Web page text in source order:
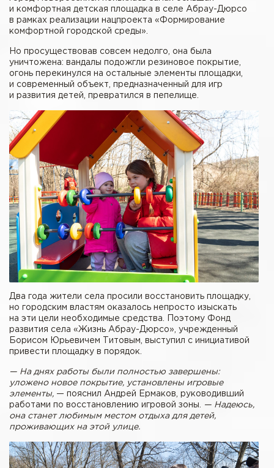
и комфортная детская площадка в селе Абрау-Дюрсо
в рамках реализации нацпроекта «Формирование
комфортной городской среды».
Но просуществовав совсем недолго, она была
уничтожена: вандалы подожгли резиновое покрытие,
огонь перекинулся на остальные элементы площадки,
и современный объект, предназначенный для игр
и развития детей, превратился в пепелище.
Два года жители села просили восстановить площадку,
но городским властям оказалось непросто изыскать
на эти цели необходимые средства. Поэтому Фонд
развития села «Жизнь Абрау-Дюрсо», учрежденный
Борисом Юрьевичем Титовым, выступил с инициативой
привести площадку в порядок.
— На днях работы были полностью завершены:
уложено новое покрытие, установлены игровые
элементы, — пояснил Андрей Ермаков, руководивший
работами по восстановлению игровой зоны.
— Надеюсь,
она станет любимым местом отдыха для детей,
проживающих на этой улице.